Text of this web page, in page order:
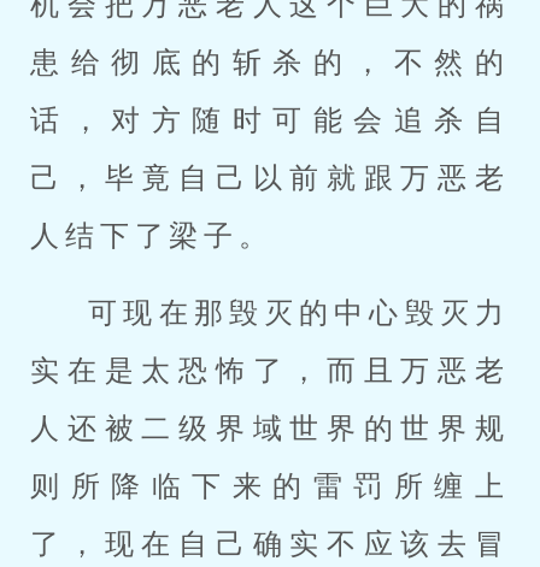
患给彻底的斩杀的，不然的
话，对方随时可能会追杀自
己，毕竟自己以前就跟万恶老
人结下了梁子。
可现在那毁灭的中心毁灭力
实在是太恐怖了，而且万恶老
人还被二级界域世界的世界规
则所降临下来的雷罚所缠上
了，现在自己确实不应该去冒